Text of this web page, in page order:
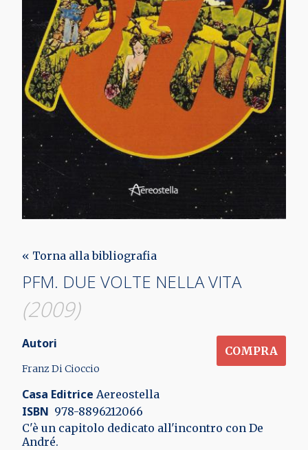
« Torna alla bibliografia
PFM. DUE VOLTE NELLA VITA
(2009)
Autori
Franz Di Cioccio
Casa Editrice Aereostella
ISBN ‎ 978-8896212066
COMPRA
C'è un capitolo dedicato all'incontro con De
André.